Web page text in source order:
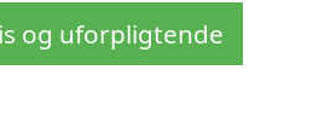
og uforpligtende